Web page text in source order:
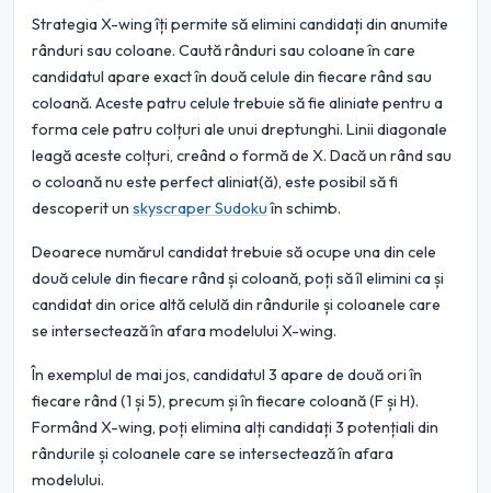
Strategia X-wing îți permite să elimini candidați din anumite
rânduri sau coloane. Caută rânduri sau coloane în care
candidatul apare exact în două celule din fiecare rând sau
coloană. Aceste patru celule trebuie să fie aliniate pentru a
forma cele patru colțuri ale unui dreptunghi. Linii diagonale
leagă aceste colțuri, creând o formă de X. Dacă un rând sau
o coloană nu este perfect aliniat(ă), este posibil să fi
descoperit un skyscraper Sudokuîn schimb.
Deoarece numărul candidat trebuie să ocupe una din cele
două celule din fiecare rând și coloană, poți să îl elimini ca și
candidat din orice altă celulă din rândurile și coloanele care
se intersectează în afara modelului X-wing.
În exemplul de mai jos, candidatul 3 apare de două ori în
fiecare rând (1 și 5), precum și în fiecare coloană (F și H).
Formând X-wing, poți elimina alți candidați 3 potențiali din
rândurile și coloanele care se intersectează în afara
modelului.